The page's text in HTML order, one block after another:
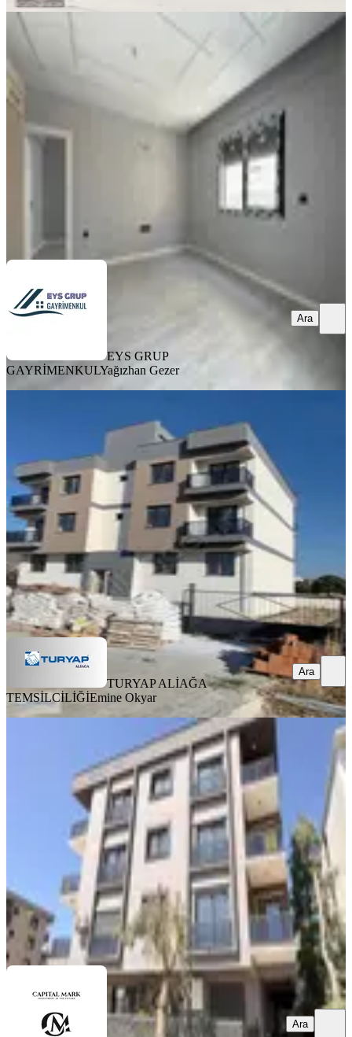
YENİ
Koyundere Merkez 2+1 Sıfır Arakat
Yerden Isıtmalı Satılık Daire
05.08.2026
EYS GRUP GAYRİMENKUL Yağızhan Gezer
EYS GRUP
GAYRİMENKULYağızhan Gezer
Ara
Mutfak Daire
Menemen, Hatundere Mahallesi
85 m²·2. Kat·05.08.2026
3.490.000 ₺
TURYAP ALİAĞA TEMSİLCİLİĞİEmine Okyar
Ara
TURYAP ALİAĞA
TEMSİLCİLİĞİEmine Okyar
Ara
Menemen Seyrekte Satılık 1+1 Arakat
Daire
Menemen, İnönü Mahallesi
1+1
55 m² 3. Kat·08.08.2026
2.490.000 ₺
CAPITAL MARKErhan Vatansever
Ara